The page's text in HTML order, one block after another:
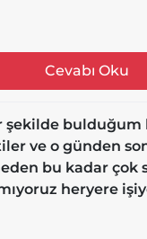
Cevabı Oku
şekilde
ve o günden
bu kadar çok
heryere